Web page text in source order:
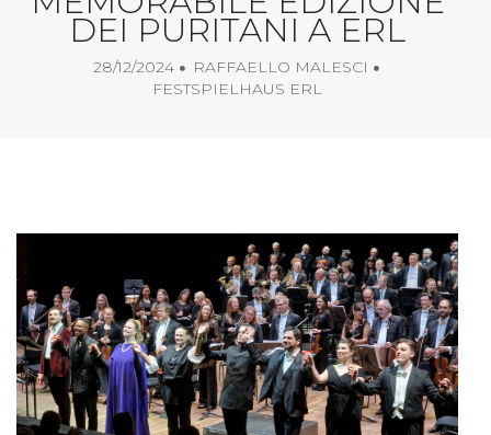
DEI PURITANI A ERL
28/12/2024
RAFFAELLO MALESCI
FESTSPIELHAUS ERL